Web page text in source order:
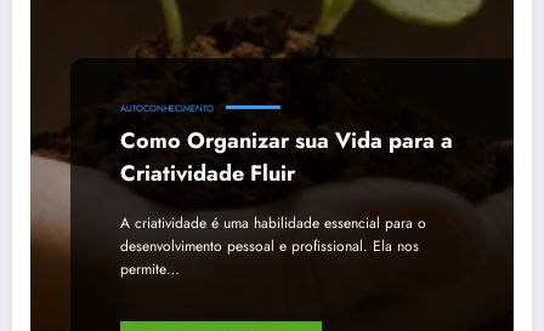
AUTOCONHECIMENTO
Como Organizar sua Vida para a
Criatividade Fluir
A criatividade é uma habilidade essencial para o
desenvolvimento pessoal e profissional. Ela nos
permite…